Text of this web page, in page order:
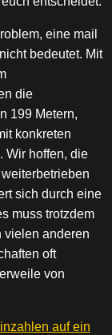
eine mail
bedeutet. Mit
die
199 Metern,
konkreten
Wir hoffen, die
sich durch eine
muss trotzdem
vielen anderen
oft
von
auf ein